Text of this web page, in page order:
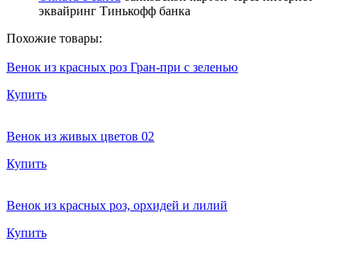
эквайринг Тинькофф банка
Похожие товары:
Венок из красных роз Гран-при с зеленью
Купить
Венок из живых цветов 02
Купить
Венок из красных роз, орхидей и лилий
Купить